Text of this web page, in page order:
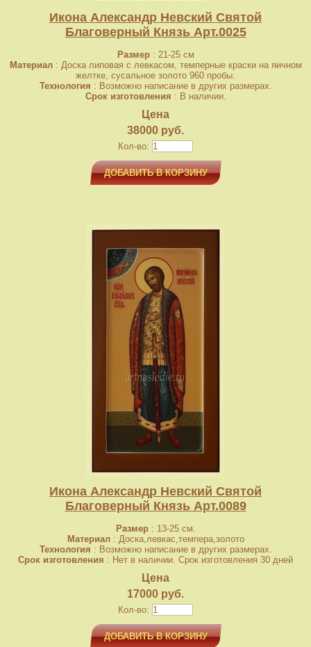
Икона Александр Невский Святой
Благоверный Князь Арт.0025
Размер: 21-25 см
Материал: Доска липовая с левкасом, темперные краски на яичном
желтке, сусальное золото 960 пробы.
Технология : Возможно написание в других размерах.
Срок изготовления : В наличии.
Цена
38000 руб.
Кол-во:
ДОБАВИТЬ В КОРЗИНУ
Икона Александр Невский Святой
Благоверный Князь Арт.0089
Размер: 13-25 см.
Материал: Доска,левкас,темпера,золото
Технология : Возможно написание в других размерах.
Срок изготовления : Нет в наличии. Срок изготовления 30 дней
Цена
17000 руб.
Кол-во:
ДОБАВИТЬ В КОРЗИНУ